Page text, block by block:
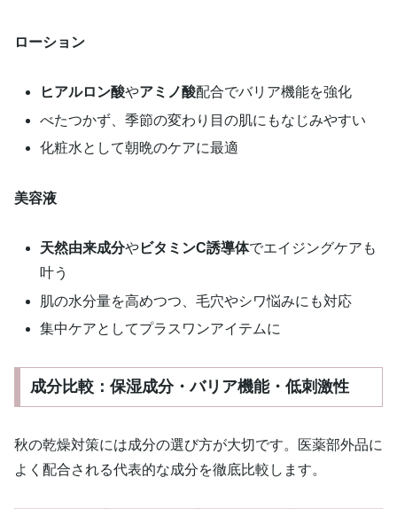
ローション
ヒアルロン酸やアミノ酸配合でバリア機能を強化
べたつかず、季節の変わり目の肌にもなじみやすい
化粧水として朝晩のケアに最適
美容液
天然由来成分やビタミンC誘導体でエイジングケアも
叶う
肌の水分量を高めつつ、毛穴やシワ悩みにも対応
集中ケアとしてプラスワンアイテムに
成分比較：保湿成分・バリア機能・低刺激性
秋の乾燥対策には成分の選び方が大切です。医薬部外品に
よく配合される代表的な成分を徹底比較します。